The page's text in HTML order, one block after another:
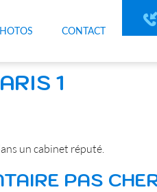
CONTACT
1
un cabinet réputé.
PAS